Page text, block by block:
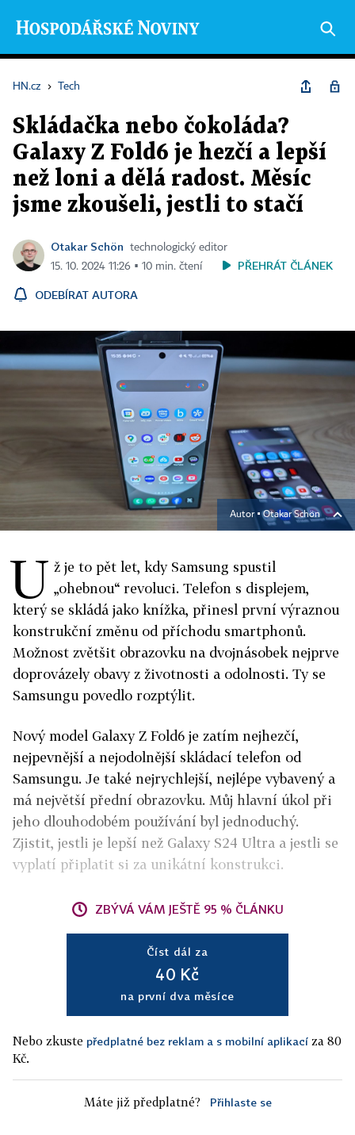
HN.cz › Tech
Skládačka nebo čokoláda?
Galaxy Z Fold6 je hezčí a lepší
než loni a dělá radost. Měsíc
jsme zkoušeli, jestli to stačí
Otakar Schön
technologický editor
15. 10. 2024 11:26 ▪ 10 min. čtení
PŘEHRÁT ČLÁNEK
ODEBÍRAT AUTORA
Autor ▪Otakar Schön
U ž je to pět let, kdy Samsung spustil
„ohebnou“ revoluci. Telefon s displejem,
který se skládá jako knížka, přinesl první výraznou
konstrukční změnu od příchodu smartphonů.
Možnost zvětšit obrazovku na dvojnásobek nejprve
doprovázely obavy z životnosti a odolnosti. Ty se
Samsungu povedlo rozptýlit.
Nový model Galaxy Z Fold6 je zatím nejhezčí,
nejpevnější a nejodolnější skládací telefon od
Samsungu. Je také nejrychlejší, nejlépe vybavený a
má největší přední obrazovku. Můj hlavní úkol při
jeho dlouhodobém používání byl jednoduchý.
Zjistit, jestli je lepší než Galaxy S24 Ultra a jestli se
vyplatí připlatit si za unikátní konstrukci.
ZBÝVÁ VÁM JEŠTĚ 95 % ČLÁNKU
Číst dál za
40 Kč
na první dva měsíce
Nebo zkuste předplatné bez reklam a s mobilní aplikací za 80
Kč.
Máte již předplatné? Přihlaste se